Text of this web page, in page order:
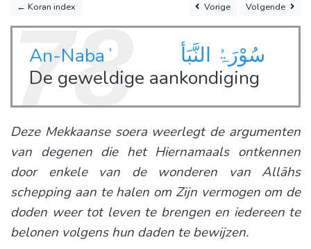
← Koran index Vorige Volgende
78
An-Nabaʾ
De geweldige aankondiging
سُوْرَۃُ النَّبَأ
Deze Mekkaanse soera weerlegt de argumenten
van degenen die het Hiernamaals ontkennen
door enkele van de wonderen van Allāhs
schepping aan te halen om Zijn vermogen om de
doden weer tot leven te brengen en iedereen te
belonen volgens hun daden te bewijzen.